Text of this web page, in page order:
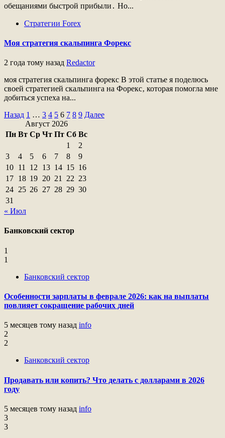
обещаниями быстрой прибыли․ Но...
Стратегии Forex
Моя стратегия скальпинга Форекс
2 года тому назад Redactor
моя стратегия скальпинга форекс В этой статье я поделюсь
своей стратегией скальпинга на Форекс‚ которая помогла мне
добиться успеха на...
Пагинация
записей
Назад 1 … 3 4 5 6 7 8 9 Далее
Август 2026
Пн Вт Ср Чт Пт Сб Вс
1
2
3
4 5 6 7 8
9
10 11 12 13 14 15 16
17 18 19 20 21 22 23
24 25 26 27 28 29 30
31
« Июл
Банковский сектор
1
1
Банковский сектор
Особенности зарплаты в феврале 2026: как на выплаты
повлияет сокращение рабочих дней
5 месяцев тому назад info
2
2
Банковский сектор
Продавать или копить? Что делать с долларами в 2026
году
5 месяцев тому назад info
3
3